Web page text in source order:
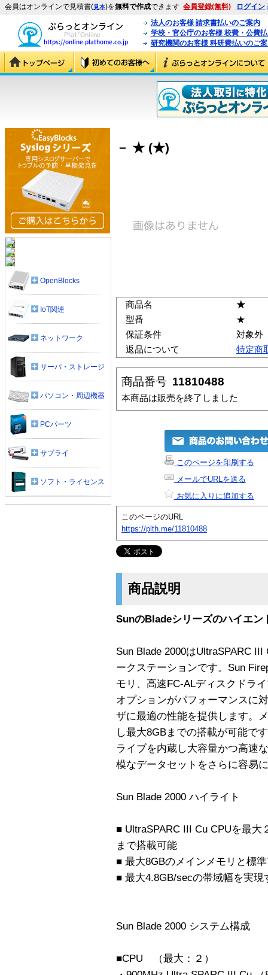
会員はオンラインで見積書(見本)を無料で作成できます 会員登録(無料) ログイン
法人のお客様 請求書払いのご案内
学校・官公庁のお客様 校費・公費
研究機関のお客様 科研費払いのご
－ ★ (★)
商品名
★
型番
★
保証条件
対象外
返品について
特定商
商品番号 11810488
本商品は販売を終了しました
このページを印刷する
メールでURLを送る
お気に入りに追加する
このページのURL
https://plth.me/11810488
商品説明
SunのBladeシリーズのハイエン
Sun Blade 2000はUltraSPARC
ークステーションです。Sun
モリ、高速FC-ALディスクドラ
オプションがパフォーマンスに
ザに最適の性能を提供します。
し最大8GBまでの搭載が可能で
ライブを内蔵し大容量かつ高速
模なデータセットをさらに容易
Sun Blade 2000 ハイライト
■ UltraSPARC III Cu CPUを最大
まで搭載可能
■ 最大8GBのメインメモリと標
■ 最大4.8GB/secの帯域幅を実現
Sun Blade 2000 システム構成
■CPU （最大：２）
OpenBlocks
IoT関連
ネットワーク
サーバ・ストレージ
パソコン・周辺機器
PCパーツ
サプライ
ソフト・ライセンス